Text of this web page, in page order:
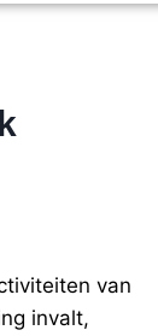
van
invalt,